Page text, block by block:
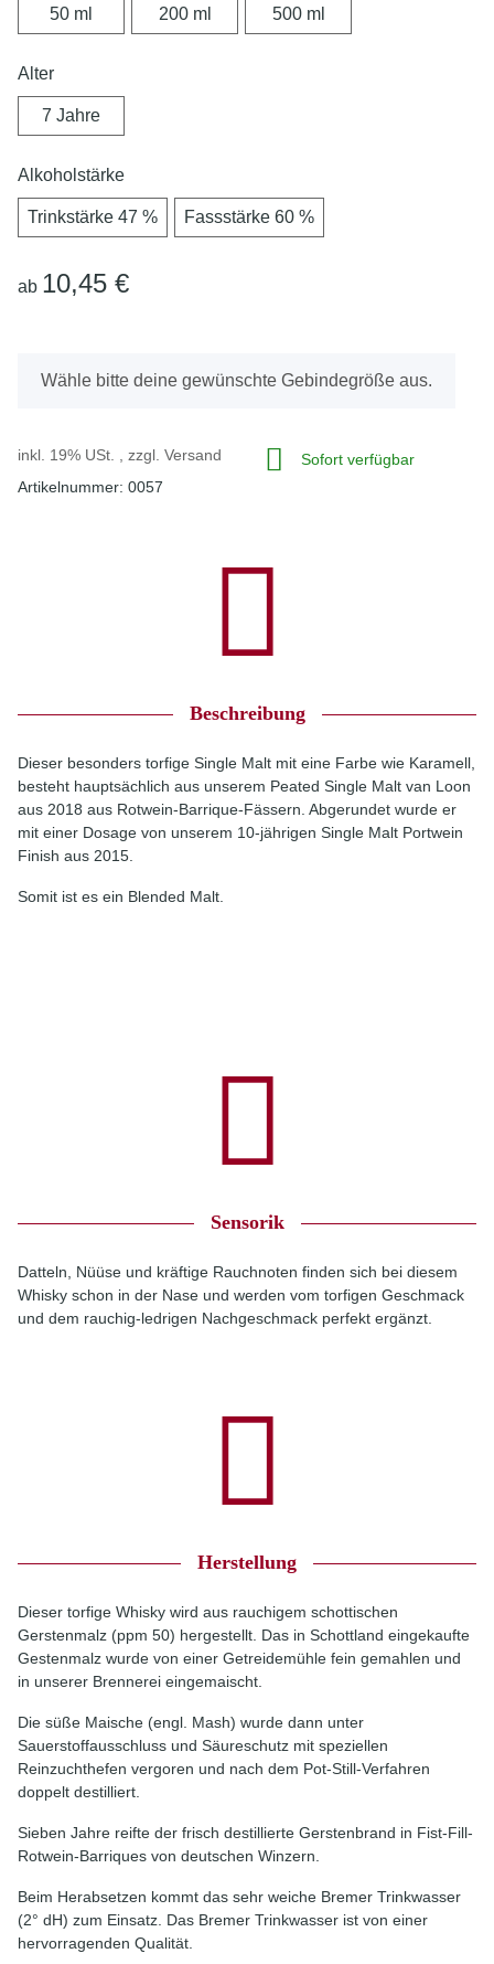
50 ml 200 ml200 ml 500 ml500 ml
Alter
7 Jahre7 Jahre
Alkoholstärke
Trinkstärke 47 %Trinkstärke 47 %
Fassstärke 60 %Fassstärke 60 %
ab 10,45 €
x
Wähle bitte deine gewünschte Gebindegröße aus.
inkl. 19% USt. , zzgl. Versand
Artikelnummer: 0057
Sofort verfügbar
Beschreibung
Dieser besonders torfige Single Malt mit eine Farbe wie Karamell,
besteht hauptsächlich aus unserem Peated Single Malt van Loon
aus 2018 aus Rotwein-Barrique-Fässern. Abgerundet wurde er
mit einer Dosage von unserem 10-jährigen Single Malt Portwein
Finish aus 2015.
Somit ist es ein Blended Malt.
Sensorik
Datteln, Nüüse und kräftige Rauchnoten finden sich bei diesem
Whisky schon in der Nase und werden vom torfigen Geschmack
und dem rauchig-ledrigen Nachgeschmack perfekt ergänzt.
Herstellung
Dieser torfige Whisky wird aus rauchigem schottischen
Gerstenmalz (ppm 50) hergestellt. Das in Schottland eingekaufte
Gestenmalz wurde von einer Getreidemühle fein gemahlen und
in unserer Brennerei eingemaischt.
Die süße Maische (engl. Mash) wurde dann unter
Sauerstoffausschluss und Säureschutz mit speziellen
Reinzuchthefen vergoren und nach dem Pot-Still-Verfahren
doppelt destilliert.
Sieben Jahre reifte der frisch destillierte Gerstenbrand in Fist-Fill-
Rotwein-Barriques von deutschen Winzern.
Beim Herabsetzen kommt das sehr weiche Bremer Trinkwasser
(2° dH) zum Einsatz. Das Bremer Trinkwasser ist von einer
hervorragenden Qualität.